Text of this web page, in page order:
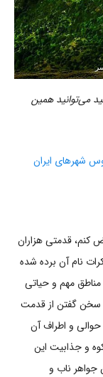
می‌توانید همین
شهرهای ایران
کنم، قدمتی هزاران
نام آن برده شده
مناطق مهم و حیاتی
سخن گفتن از قدمت
و اطراف آن
و جذابیت این
جواهر ناب و